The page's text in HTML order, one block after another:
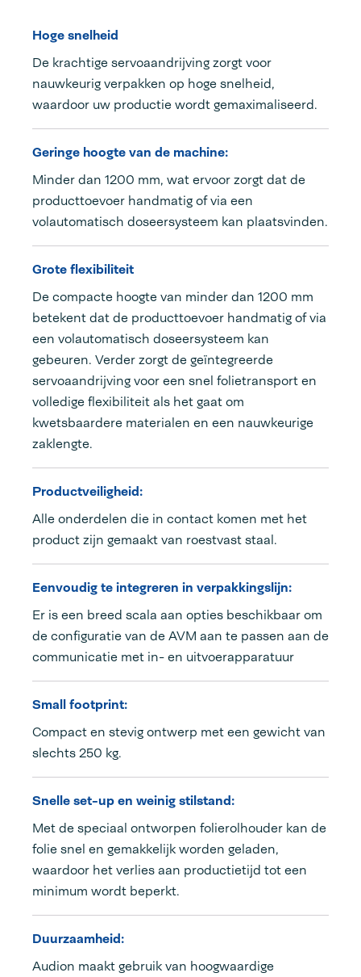
Hoge snelheid
De krachtige servoaandrijving zorgt voor
nauwkeurig verpakken op hoge snelheid,
waardoor uw productie wordt gemaximaliseerd.
Geringe hoogte van de machine:
Minder dan 1200 mm, wat ervoor zorgt dat de
producttoevoer handmatig of via een
volautomatisch doseersysteem kan plaatsvinden.
Grote flexibiliteit
De compacte hoogte van minder dan 1200 mm
betekent dat de producttoevoer handmatig of via
een volautomatisch doseersysteem kan
gebeuren. Verder zorgt de geïntegreerde
servoaandrijving voor een snel folietransport en
volledige flexibiliteit als het gaat om
kwetsbaardere materialen en een nauwkeurige
zaklengte.
Productveiligheid:
Alle onderdelen die in contact komen met het
product zijn gemaakt van roestvast staal.
Eenvoudig te integreren in verpakkingslijn:
Er is een breed scala aan opties beschikbaar om
de configuratie van de AVM aan te passen aan de
communicatie met in- en uitvoerapparatuur
Small footprint:
Compact en stevig ontwerp met een gewicht van
slechts 250 kg.
Snelle set-up en weinig stilstand:
Met de speciaal ontworpen folierolhouder kan de
folie snel en gemakkelijk worden geladen,
waardoor het verlies aan productietijd tot een
minimum wordt beperkt.
Duurzaamheid:
Audion maakt gebruik van hoogwaardige